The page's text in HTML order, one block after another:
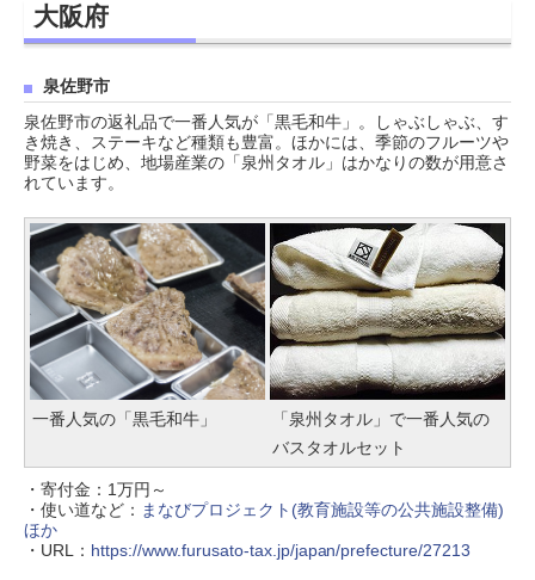
大阪府
泉佐野市
泉佐野市の返礼品で一番人気が「黒毛和牛」。しゃぶしゃぶ、す
き焼き、ステーキなど種類も豊富。ほかには、季節のフルーツや
野菜をはじめ、地場産業の「泉州タオル」はかなりの数が用意さ
れています。
一番人気の「黒毛和牛」
「泉州タオル」で一番人気の
バスタオルセット
・寄付金：1万円～
・使い道など： まなびプロジェクト(教育施設等の公共施設整備)
ほか
・URL： https://www.furusato-tax.jp/japan/prefecture/27213